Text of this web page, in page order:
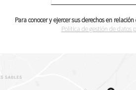
Para conocer y ejercer sus derechos en
Política de gestión de datos